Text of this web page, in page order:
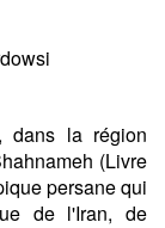
dans la région
(Livre
persane qui
de l'Iran, de